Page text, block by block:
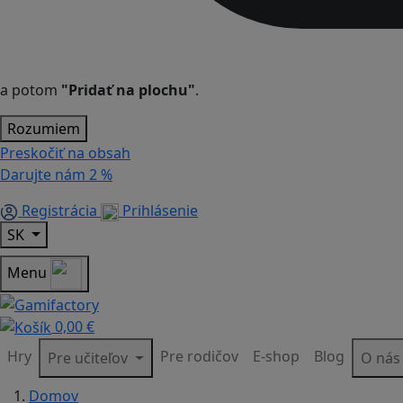
a potom "Pridať na plochu".
Rozumiem
Preskočiť na obsah
Darujte nám 2 %
Registrácia
Prihlásenie
SK
Menu
0,00 €
Hry
Pre učiteľov Pre rodičov E-shop Blog
O nás
Domov